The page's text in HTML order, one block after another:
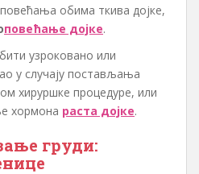
обима ткива дојке,
повећање дојке.
узроковано или
у случају постављања
хируршке процедуре, или
хормона раста дојке.
груди: